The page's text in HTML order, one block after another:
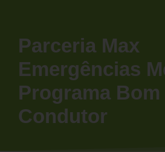
Parceria Max
Emergências
Programa Bom
Condutor